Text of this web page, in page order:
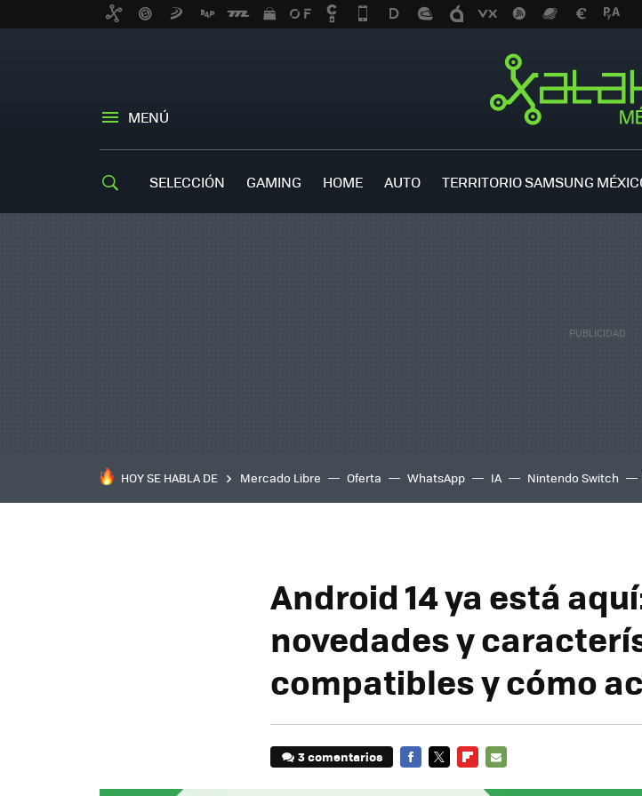
MENÚ
SELECCIÓN GAMING HOME AUTO TERRITORIO SAMSUNG
HOY SE HABLA DE Mercado Libre Oferta WhatsApp IA Nintendo Switch
Android 14 ya está
novedades y
compatibles y cómo
3 comentarios